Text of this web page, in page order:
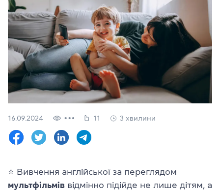
Перевіритисвійрівень
Залишити заявку
Мова сайту RU UK
(050) 580 11 00
(063) 580 11 00
Дивитись на Google Maps
16.09.2024 11 3 хвилини
⭐️ Вивчення англійської за переглядом
мультфільмів відмінно підійде не лише дітям, а